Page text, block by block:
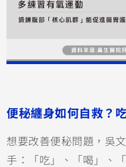
便秘纏身如何自救？
想要改善便秘問題，吳
手：「吃」、「喝」、